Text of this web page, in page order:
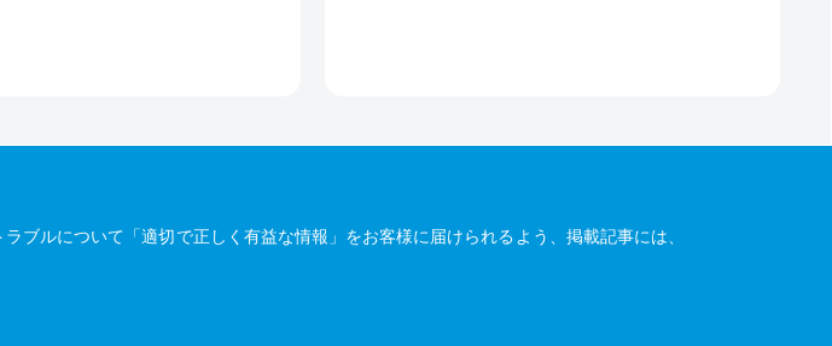
ルについて「適切で正しく有益な情報」をお客様に届けられるよう、掲載記事には、